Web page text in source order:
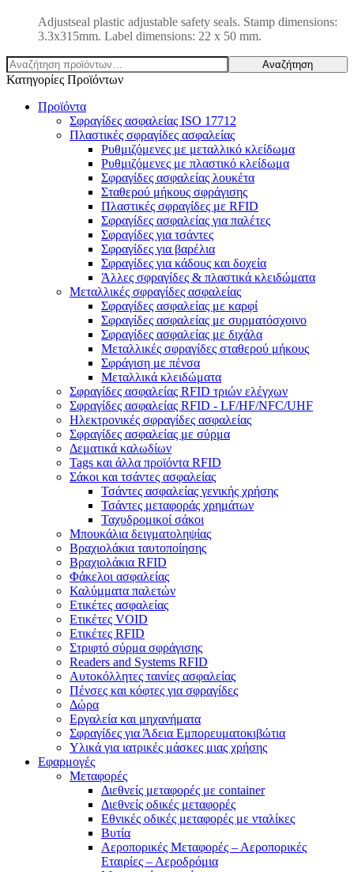
Adjustseal plastic adjustable safety seals. Stamp dimensions:
3.3x315mm. Label dimensions: 22 x 50 mm.
Αναζήτηση
για:
Αναζήτηση
Κατηγορίες Προϊόντων
Προϊόντα
Σφραγίδες ασφαλείας ISO 17712
Πλαστικές σφραγίδες ασφαλείας
Ρυθμιζόμενες με μεταλλικό κλείδωμα
Ρυθμιζόμενες με πλαστικό κλείδωμα
Σφραγίδες ασφαλείας λουκέτα
Σταθερού μήκους σφράγισης
Πλαστικές σφραγίδες με RFID
Σφραγίδες ασφαλείας για παλέτες
Σφραγίδες για τσάντες
Σφραγίδες για βαρέλια
Σφραγίδες για κάδους και δοχεία
Άλλες σφραγίδες & πλαστικά κλειδώματα
Μεταλλικές σφραγίδες ασφαλείας
Σφραγίδες ασφαλείας με καρφί
Σφραγίδες ασφαλείας με συρματόσχοινο
Σφραγίδες ασφαλείας με διχάλα
Μεταλλικές σφραγίδες σταθερού μήκους
Σφράγιση με πένσα
Μεταλλικά κλειδώματα
Σφραγίδες ασφαλείας RFID τριών ελέγχων
Σφραγίδες ασφαλείας RFID - LF/HF/NFC/UHF
Ηλεκτρονικές σφραγίδες ασφαλείας
Σφραγίδες ασφαλείας με σύρμα
Δεματικά καλωδίων
Tags και άλλα προϊόντα RFID
Σάκοι και τσάντες ασφαλείας
Τσάντες ασφαλείας γενικής χρήσης
Τσάντες μεταφοράς χρημάτων
Ταχυδρομικοί σάκοι
Μπουκάλια δειγματοληψίας
Βραχιολάκια ταυτοποίησης
Βραχιολάκια RFID
Φάκελοι ασφαλείας
Καλύμματα παλετών
Ετικέτες ασφαλείας
Ετικέτες VOID
Ετικέτες RFID
Στριφτό σύρμα σφράγισης
Readers and Systems RFID
Αυτοκόλλητες ταινίες ασφαλείας
Πένσες και κόφτες για σφραγίδες
Δώρα
Εργαλεία και μηχανήματα
Σφραγίδες για Άδεια Εμπορευματοκιβώτια
Υλικά για ιατρικές μάσκες μιας χρήσης
Εφαρμογές
Μεταφορές
Διεθνείς μεταφορές με container
Διεθνείς οδικές μεταφορές
Εθνικές οδικές μεταφορές με νταλίκες
Βυτία
Αεροπορικές Μεταφορές – Αεροπορικές
Εταιρίες – Αεροδρόμια